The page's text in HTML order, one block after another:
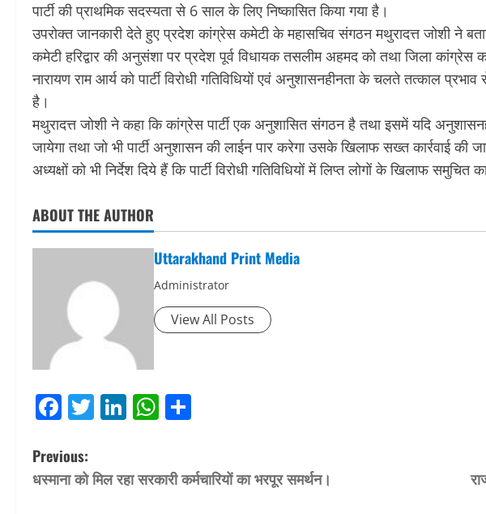
पार्टी की प्राथमिक सदस्यता से 6 साल के लिए निष्कासित किया गया है।
उपरोक्त जानकारी देते हुए प्रदेश कांग्रेस कमेटी के महासचिव संगठन मथुरादत्त जोशी ने
कमेटी हरिद्वार की अनुसंशा पर प्रदेश पूर्व विधायक तसलीम अहमद को तथा जिला कांग्रेस
नारायण राम आर्य को पार्टी विरोधी गतिविधियों एवं अनुशासनहीनता के चलते तत्काल
है।
मथुरादत्त जोशी ने कहा कि कांग्रेस पार्टी एक अनुशासित संगठन है तथा इसमें यदि
जायेगा तथा जो भी पार्टी अनुशासन की लाईन पार करेगा उसके खिलाफ सख्त कार्रवाई की
अध्यक्षों को भी निर्देश दिये हैं कि पार्टी विरोधी गतिविधियों में लिप्त लोगों के खिलाफ समुचित
ABOUT THE AUTHOR
Uttarakhand Print Media
Administrator
View All Posts
Facebook
Twitter
LinkedIn
WhatsApp
P
o
Previous:
धस्माना को मिल रहा सरकारी कर्मचारियों का भरपूर समर्थन।